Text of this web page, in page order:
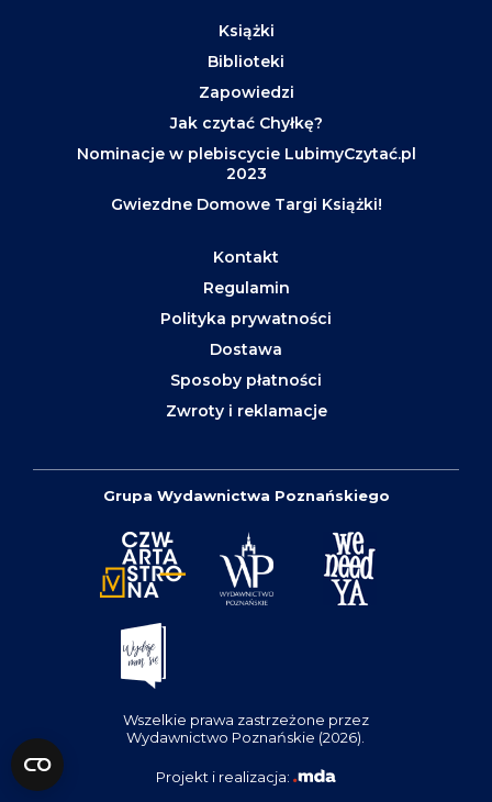
Książki
Biblioteki
Zapowiedzi
Jak czytać Chyłkę?
Nominacje w plebiscycie LubimyCzytać.pl
2023
Gwiezdne Domowe Targi Książki!
Kontakt
Regulamin
Polityka prywatności
Dostawa
Sposoby płatności
Zwroty i reklamacje
Grupa Wydawnictwa Poznańskiego
Wszelkie prawa zastrzeżone przez
Wydawnictwo Poznańskie (2026).
Projekt i realizacja: